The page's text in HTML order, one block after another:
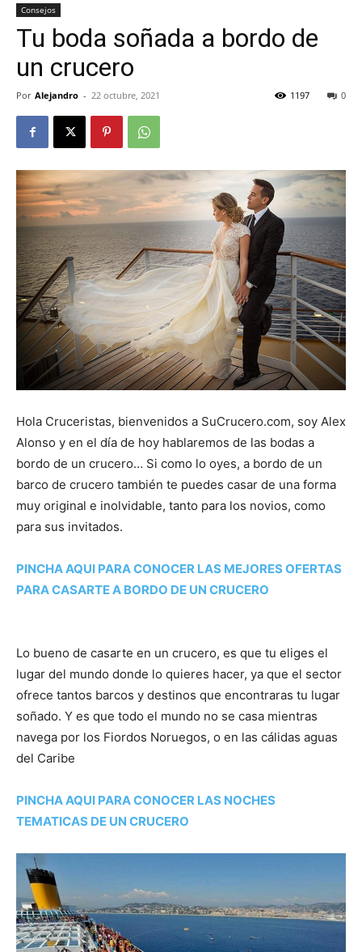
Consejos
Tu boda soñada a bordo de
un crucero
Por Alejandro - 22 octubre, 2021 0
1197
Hola Cruceristas, bienvenidos a SuCrucero.com, soy Alex
Alonso y en el día de hoy hablaremos de las bodas a
bordo de un crucero… Si como lo oyes, a bordo de un
barco de crucero también te puedes casar de una forma
muy original e inolvidable, tanto para los novios, como
para sus invitados.
PINCHA AQUI PARA CONOCER LAS MEJORES OFERTAS
PARA CASARTE A BORDO DE UN CRUCERO
Lo bueno de casarte en un crucero, es que tu eliges el
lugar del mundo donde lo quieres hacer, ya que el sector
ofrece tantos barcos y destinos que encontraras tu lugar
soñado. Y es que todo el mundo no se casa mientras
navega por los Fiordos Noruegos, o en las cálidas aguas
del Caribe
PINCHA AQUI PARA CONOCER LAS NOCHES
TEMATICAS DE UN CRUCERO